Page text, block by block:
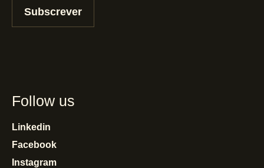
Subscrever
Follow us
Linkedin
Facebook
Instagram